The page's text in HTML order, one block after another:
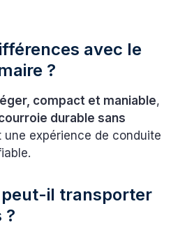
avec le
?
compact et maniable,
durable sans
une expérience de conduite
peut-il transporter
?